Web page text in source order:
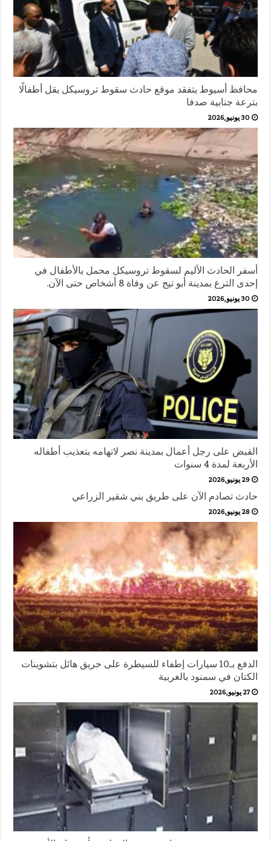
محافظ أسيوط يتفقد موقع حادث سقوط تروسيكل يقل أطفالًا
بترعة جنابية صدفا
30 يونيو,2026
أسفر الحادث الأليم لسقوط تروسيكل محمل بالأطفال في
إحدى الترع بمدينة أبو تيج عن وفاة 8 أشخاص حتى الآن.
30 يونيو,2026
القبض على رجل أعمال بمدينة نصر لاتهامه بتعذيب أطفاله
الأربعة لمدة 4 سنوات
29 يونيو,2026
حادث تصادم الآن على طريق بني شقير الزراعي
28 يونيو,2026
الدفع بـ10 سيارات إطفاء للسيطرة على حريق هائل بتشوينات
الكتان في سمنود بالغربية
27 يونيو,2026